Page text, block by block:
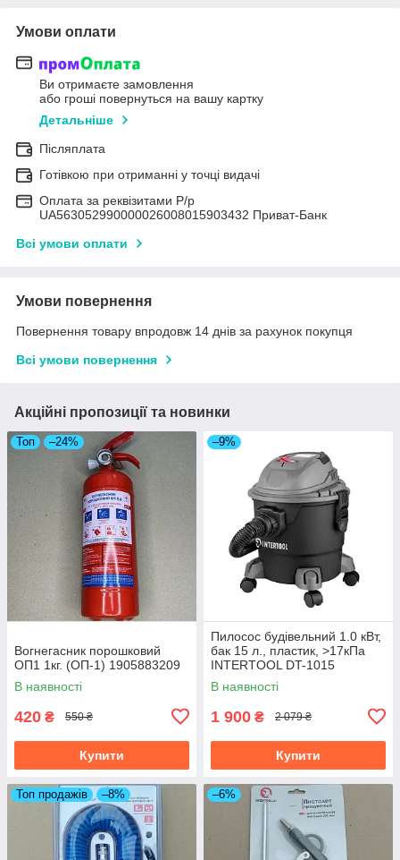
Умови оплати
Ви отримаєте замовлення
або гроші повернуться на вашу картку
Детальніше
Післяплата
Готівкою при отриманні у точці видачі
Оплата за реквізитами Р/р
UA563052990000026008015903432 Приват-Банк
Всі умови оплати
Умови повернення
Повернення товару впродовж 14 днів за рахунок покупця
Всі умови повернення
Акційні пропозиції та новинки
Топ –24%
Вогнегасник порошковий
ОП1 1кг. (ОП-1) 1905883209
В наявності
420 ₴ 550 ₴
Купити
–9%
Пилосос будівельний 1.0 кВт,
бак 15 л., пластик, >17кПа
INTERTOOL DT-1015
В наявності
1 900 ₴ 2 079 ₴
Купити
Топ продажів –8% –6%